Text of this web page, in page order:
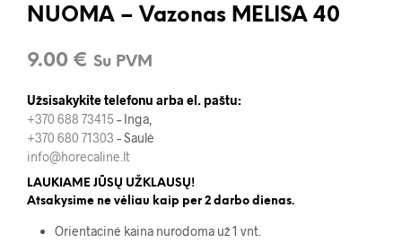
NUOMA – Vazonas MELISA 40
9.00 € Su PVM
Užsisakykite telefonu arba el. paštu:
+370 688 73415 – Inga,
+370 680 71303 – Saulė
info@horecaline.lt
LAUKIAME JŪSŲ UŽKLAUSŲ!
Atsakysime ne vėliau kaip per 2 darbo dienas.
Orientacinė kaina nurodoma už 1 vnt.